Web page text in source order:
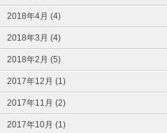
2018年4月 (4)
2018年3月 (4)
2018年2月 (5)
2017年12月 (1)
2017年11月 (2)
2017年10月 (1)